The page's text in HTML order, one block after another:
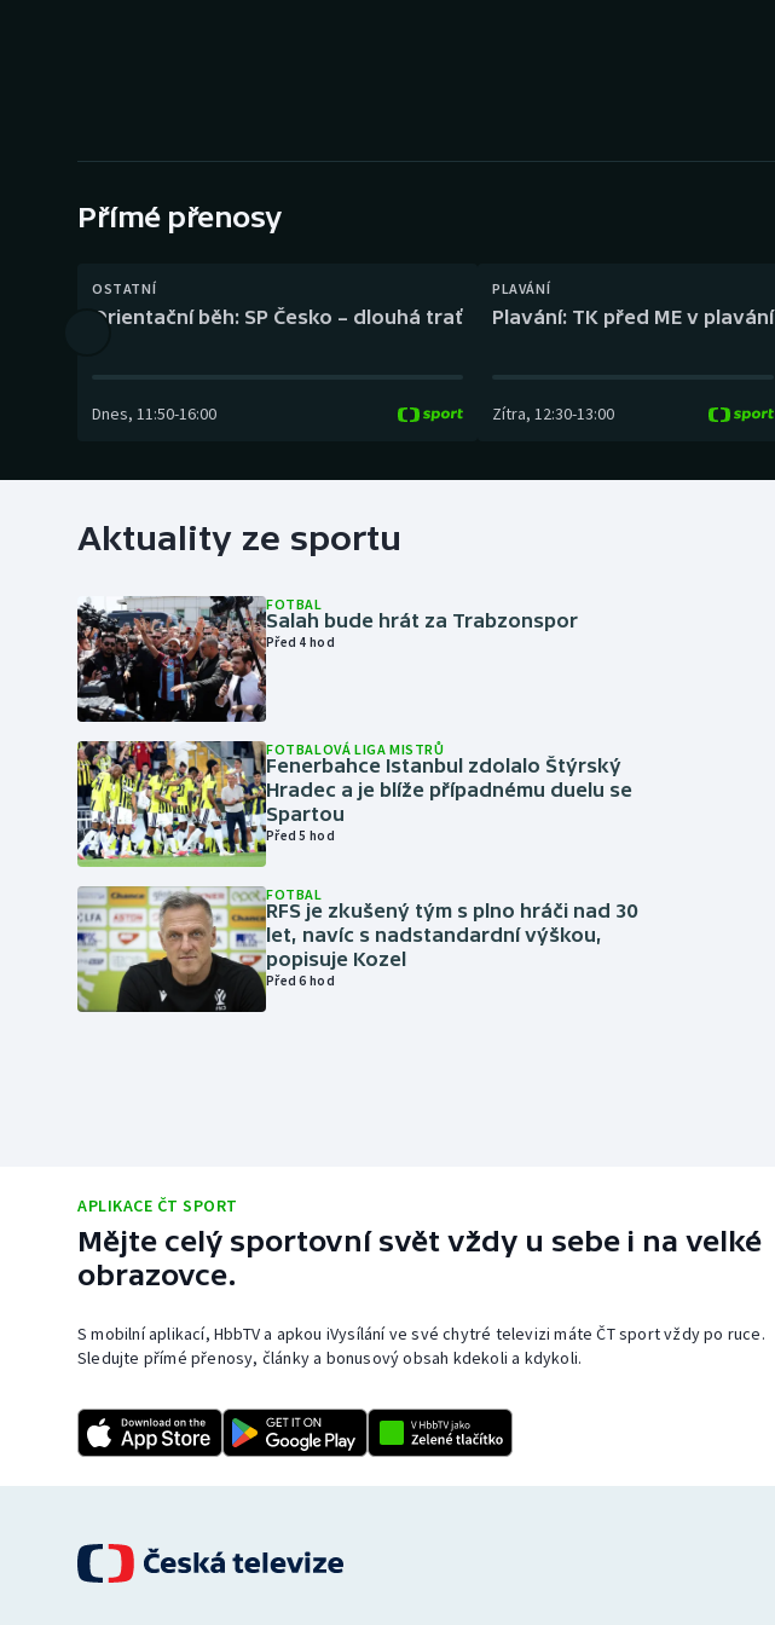
Přímé přenosy
OSTATNÍ
Orientační běh: SP Česko – dlouhá trať
Dnes, 11:50-16:00
PLAVÁNÍ
Plavání: TK před ME v plavání
Zítra, 12:30-13:00
Aktuality ze sportu
FOTBAL
Salah bude hrát za Trabzonspor
Před 4 hod
FOTBALOVÁ LIGA MISTRŮ
Fenerbahce Istanbul zdolalo Štýrský
Hradec a je blíže případnému duelu se
Spartou
Před 5 hod
FOTBAL
RFS je zkušený tým s plno hráči nad 30
let, navíc s nadstandardní výškou,
popisuje Kozel
Před 6 hod
APLIKACE ČT SPORT
Mějte celý sportovní svět vždy u sebe i na velké
obrazovce.
S mobilní aplikací, HbbTV a apkou iVysílání ve své chytré televizi máte ČT sport vždy po ruce.
Sledujte přímé přenosy, články a bonusový obsah kdekoli a kdykoli.